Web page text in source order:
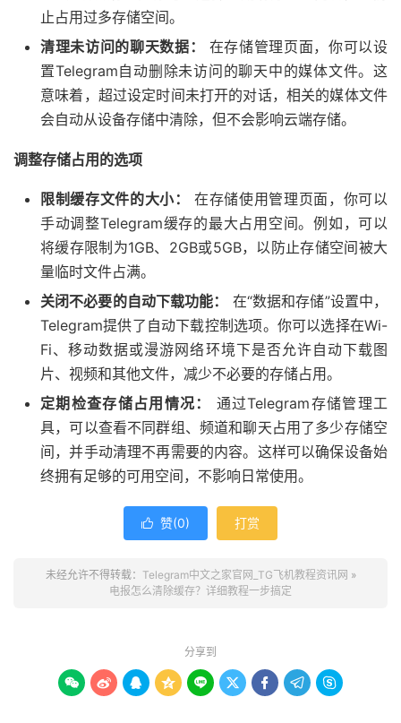
止占用过多存储空间。
清理未访问的聊天数据：
在存储管理页面，你可以设
置Telegram自动删除未访问的聊天中的媒体文件。这
意味着，超过设定时间未打开的对话，相关的媒体文件
会自动从设备存储中清除，但不会影响云端存储。
调整存储占用的选项
限制缓存文件的大小：
在存储使用管理页面，你可以
手动调整Telegram缓存的最大占用空间。例如，可以
将缓存限制为1GB、2GB或5GB，以防止存储空间被大
量临时文件占满。
关闭不必要的自动下载功能：
在“数据和存储”设置中，
Telegram提供了自动下载控制选项。你可以选择在Wi-
Fi、移动数据或漫游网络环境下是否允许自动下载图
片、视频和其他文件，减少不必要的存储占用。
定期检查存储占用情况：
通过Telegram存储管理工
具，可以查看不同群组、频道和聊天占用了多少存储空
间，并手动清理不再需要的内容。这样可以确保设备始
终拥有足够的可用空间，不影响日常使用。
 赞(0) 打赏
未经允许不得转载： Telegram中文之家官网_TG飞机教程资讯网 »
电报怎么清除缓存？详细教程一步搞定
分享到
        